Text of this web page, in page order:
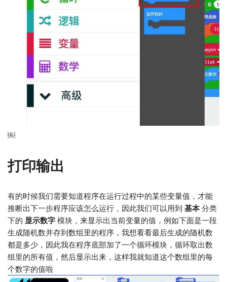
￼
打印输出
有的时候我们需要知道程序在运行过程中的某些变量值，才能
推断出下一步程序应该怎么运行，因此我们可以用到 基本分类
下的 显示数字 模块，来显示出当前变量的值，例如下面是一段
生成随机数并存到数组里的程序，我想看看最后生成的随机数
都是多少，因此我在程序底部加了一个循环模块，循环取出数
组里的所有值，然后显示出来，这样我就知道这个数组里的每
个数字的值啦